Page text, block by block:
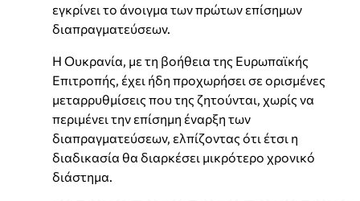
εγκρίνει το άνοιγμα των πρώτων επίσημων
διαπραγματεύσεων.
Η Ουκρανία, με τη βοήθεια της Ευρωπαϊκής
Επιτροπής, έχει ήδη προχωρήσει σε ορισμένες
μεταρρυθμίσεις που της ζητούνται, χωρίς να
περιμένει την επίσημη έναρξη των
διαπραγματεύσεων, ελπίζοντας ότι έτσι η
διαδικασία θα διαρκέσει μικρότερο χρονικό
διάστημα.